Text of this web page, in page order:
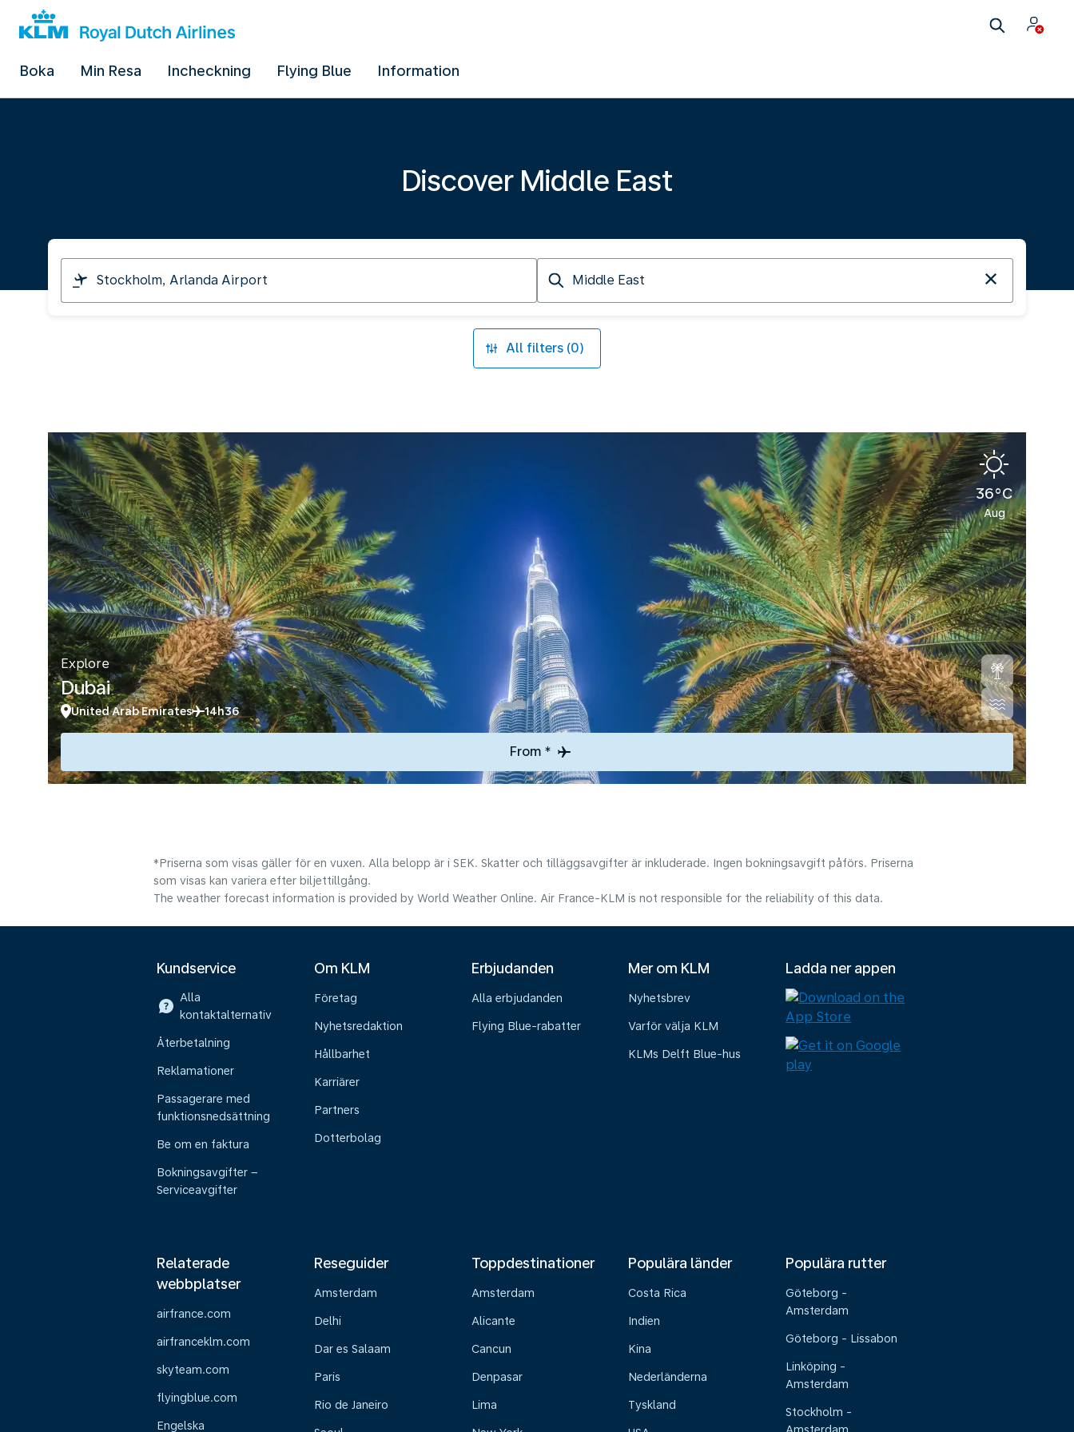
Boka Min Resa Incheckning Flying Blue Information
Discover Middle East
I
am
travelling
Arriving
at
All filters (0)
36°C
Aug
Explore
Dubai
United Arab Emirates 14h36
From *
*Priserna som visas gäller för en vuxen. Alla belopp är i SEK. Skatter och tilläggsavgifter är inkluderade. Ingen bokningsavgift påförs. Priserna
som visas kan variera efter biljettillgång.
The weather forecast information is provided by World Weather Online. Air France-KLM is not responsible for the reliability of this data.
Kundservice
Alla
kontaktalternativ
Återbetalning
Reklamationer
Passagerare med
funktionsnedsättning
Be om en faktura
Bokningsavgifter –
Serviceavgifter
Om KLM
Företag
Nyhetsredaktion
Hållbarhet
Karriärer
Partners
Dotterbolag
Erbjudanden
Alla erbjudanden
Flying Blue-rabatter
Mer om KLM
Nyhetsbrev
Varför välja KLM
KLMs Delft Blue-hus
Ladda ner appen
Relaterade
webbplatser
airfrance.com
airfranceklm.com
skyteam.com
flyingblue.com
Engelska
Reseguider
Amsterdam
Delhi
Dar es Salaam
Paris
Rio de Janeiro
Toppdestinationer
Amsterdam
Alicante
Cancun
Denpasar
Lima
Populära länder
Costa Rica
Indien
Kina
Nederländerna
Tyskland
Populära rutter
Göteborg -
Amsterdam
Göteborg - Lissabon
Linköping -
Amsterdam
Stockholm -